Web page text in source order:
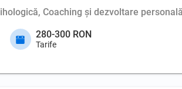
Coaching şi dezvoltare
280-300 RON
Tarife